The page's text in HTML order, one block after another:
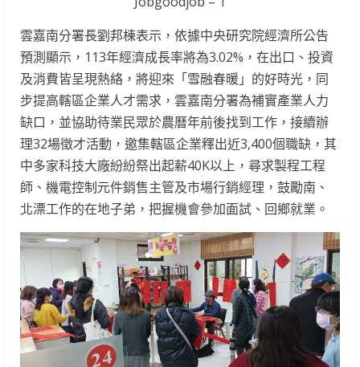
雲嘉南分署長劉邦棟表示，依據中央研究院經濟所公告
預測顯示，113年經濟成長率將為3.02%，在出口、投資
及消費皆呈現熱絡，將迎來「雪融春暖」的好時光，同
步提高轄區企業人才需求，雲嘉南分署為補實產業人力
缺口，並協助待業民眾於農曆年前後找到工作，接續辦
理32場徵才活動，邀集轄區企業釋出近3,400個職缺，其
中多家科技大廠紛紛祭出起薪40K以上，尋求製程工程
師、機電控制元件銷售主管及市場行銷經理，鼓勵南、
北漂工作的在地子弟，把握機會參加面試、回鄉就業。